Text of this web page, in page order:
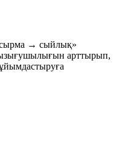
→ сыйлық»
арттырып,